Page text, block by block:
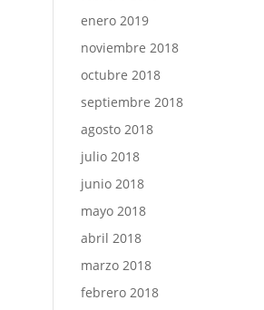
enero 2019
noviembre 2018
octubre 2018
septiembre 2018
agosto 2018
julio 2018
junio 2018
mayo 2018
abril 2018
marzo 2018
febrero 2018